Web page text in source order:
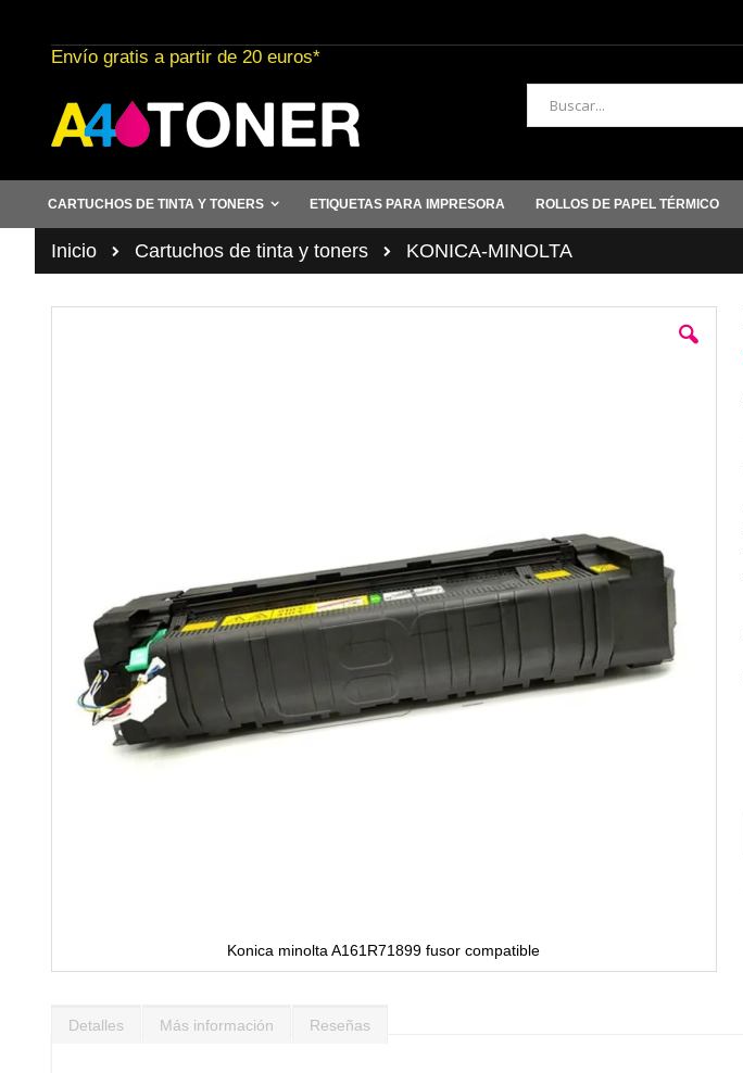
al
contenido
Envío gratis a partir de 20 euros*
Buscar
CARTUCHOS DE TINTA Y TONERS ETIQUETAS PARA IMPRESORA ROLLOS DE PAPEL TÉRMICO
Inicio Cartuchos de tinta y toners KONICA-MINOLTA
Konica minolta A161R71899 fusor compatible
comienzo
Detalles Más información Reseñas